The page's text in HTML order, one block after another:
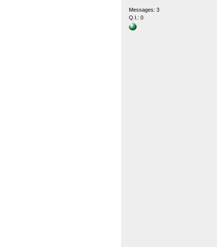
Messages: 3
Q.I.: 0